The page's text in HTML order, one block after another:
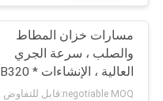
19
مسارات خزان المطاط
والصلب ، سرعة الجري
العالية ، الإنشاءات B320 *
86ZZ * 54
negotiable MOQ:قابل للتفاوض